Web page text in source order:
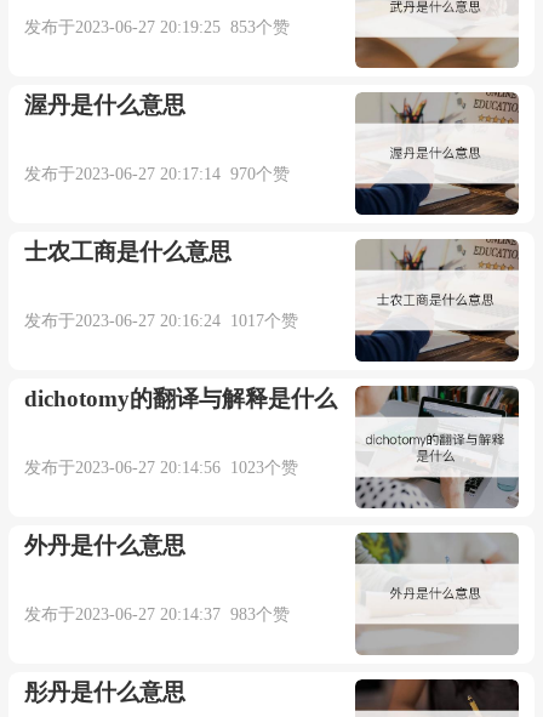
发布于2023-06-27 20:19:25 853个赞
渥丹是什么意思
发布于2023-06-27 20:17:14 970个赞
士农工商是什么意思
发布于2023-06-27 20:16:24 1017个赞
dichotomy的翻译与解释是什么
发布于2023-06-27 20:14:56 1023个赞
外丹是什么意思
发布于2023-06-27 20:14:37 983个赞
彤丹是什么意思